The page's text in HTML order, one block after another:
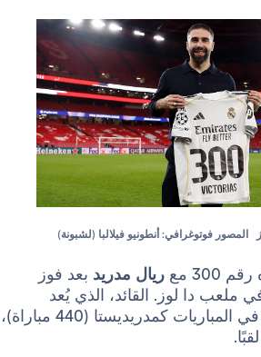
أنطونيو فيلالبا (لشبونة)
ريال مدريد بعد فوز
دا لوز. القائد، الذي يُعد
اللاعب الأكثر مشاركة في المباريات كمدريديستا (440 مباراة)،